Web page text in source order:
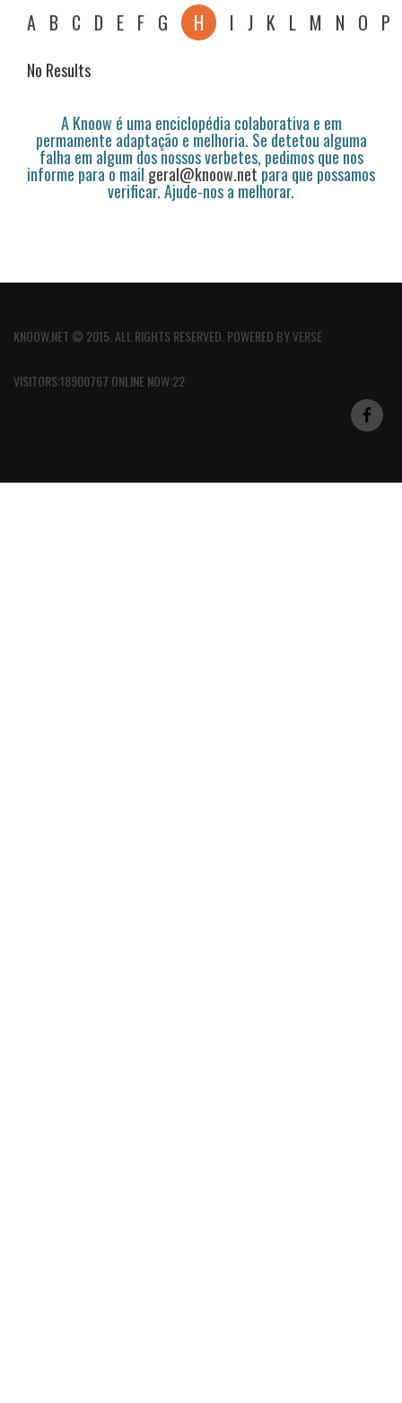
A B C D E F G H I J K L M N O P
No Results
A Knoow é uma enciclopédia colaborativa e em
permamente adaptação e melhoria. Se detetou alguma
falha em algum dos nossos verbetes, pedimos que nos
informe para o mail geral@knoow.netpara que possamos
verificar. Ajude-nos a melhorar.
KNOOW.NET © 2015. ALL RIGHTS RESERVED. POWERED BYVERSE
VISITORS:18900767 ONLINE NOW:22